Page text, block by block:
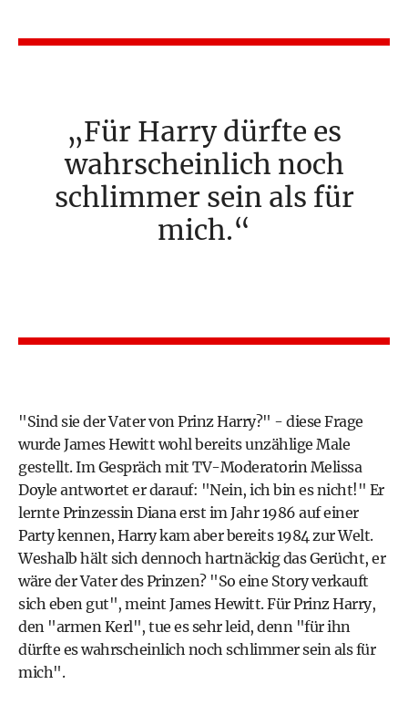
Für Harry dürfte es
wahrscheinlich noch
schlimmer sein als für
mich.
"Sind sie der Vater von Prinz Harry?" - diese Frage
wurde James Hewitt wohl bereits unzählige Male
gestellt. Im Gespräch mit TV-Moderatorin Melissa
Doyle antwortet er darauf: "Nein, ich bin es nicht!" Er
lernte Prinzessin Diana erst im Jahr 1986 auf einer
Party kennen, Harry kam aber bereits 1984 zur Welt.
Weshalb hält sich dennoch hartnäckig das Gerücht, er
wäre der Vater des Prinzen? "So eine Story verkauft
sich eben gut", meint James Hewitt. Für Prinz Harry,
den "armen Kerl", tue es sehr leid, denn "für ihn
dürfte es wahrscheinlich noch schlimmer sein als für
mich".